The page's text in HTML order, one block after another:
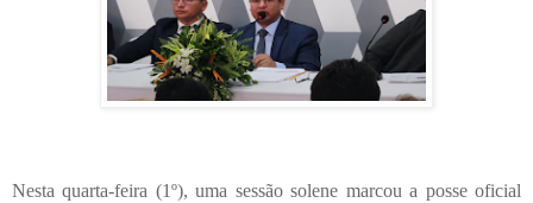
Nesta quarta-feira (1º), uma sessão solene marcou a posse oficial